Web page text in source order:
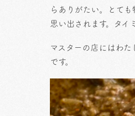
らありがたい。とて
思い出されます。タイ
マスターの店にはわ
です。